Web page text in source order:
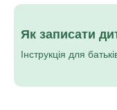
Як записати
Інструкція для